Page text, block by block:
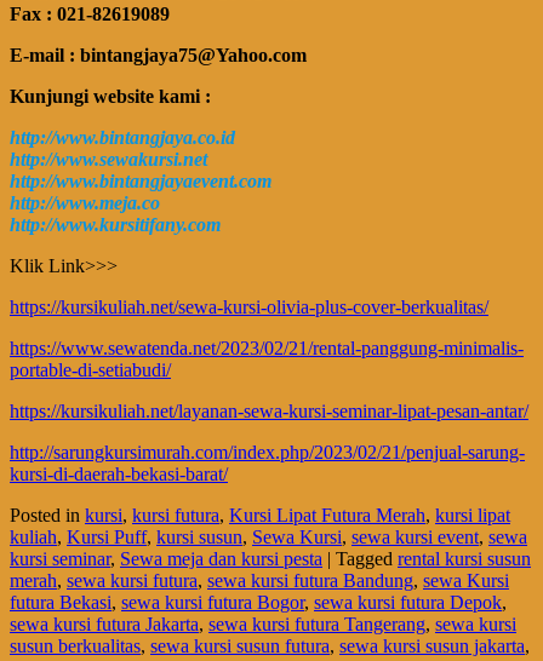
Fax : 021-82619089
E-mail : bintangjaya75@Yahoo.com
Kunjungi website kami :
http://www.bintangjaya.co.id
http://www.sewakursi.net
http://www.bintangjayaevent.com
http://www.meja.co
http://www.kursitifany.com
Klik Link>>>
https://kursikuliah.net/sewa-kursi-olivia-plus-cover-berkualitas/
https://www.sewatenda.net/2023/02/21/rental-panggung-minimalis-
portable-di-setiabudi/
https://kursikuliah.net/layanan-sewa-kursi-seminar-lipat-pesan-antar/
http://sarungkursimurah.com/index.php/2023/02/21/penjual-sarung-
kursi-di-daerah-bekasi-barat/
Posted in kursi, kursi futura, Kursi Lipat Futura Merah, kursi lipat
kuliah, Kursi Puff, kursi susun, Sewa Kursi, sewa kursi event, sewa
kursi seminar, Sewa meja dan kursi pesta | Tagged rental kursi susun
merah, sewa kursi futura, sewa kursi futura Bandung, sewa Kursi
futura Bekasi, sewa kursi futura Bogor, sewa kursi futura Depok,
sewa kursi futura Jakarta, sewa kursi futura Tangerang, sewa kursi
susun berkualitas, sewa kursi susun futura, sewa kursi susun jakarta,